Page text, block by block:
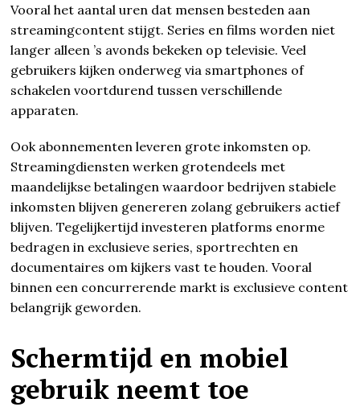
Vooral het aantal uren dat mensen besteden aan
streamingcontent stijgt. Series en films worden niet
langer alleen ’s avonds bekeken op televisie. Veel
gebruikers kijken onderweg via smartphones of
schakelen voortdurend tussen verschillende
apparaten.
Ook abonnementen leveren grote inkomsten op.
Streamingdiensten werken grotendeels met
maandelijkse betalingen waardoor bedrijven stabiele
inkomsten blijven genereren zolang gebruikers actief
blijven. Tegelijkertijd investeren platforms enorme
bedragen in exclusieve series, sportrechten en
documentaires om kijkers vast te houden. Vooral
binnen een concurrerende markt is exclusieve content
belangrijk geworden.
Schermtijd en mobiel
gebruik neemt toe